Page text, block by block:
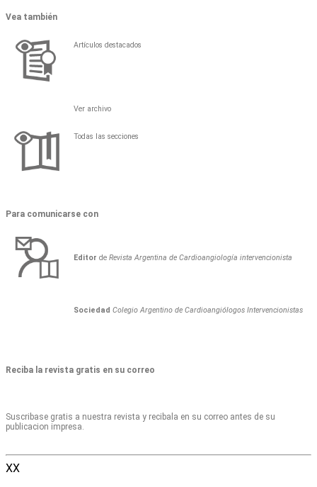
Vea también
Artículos destacados
Ver archivo
Todas las secciones
Para comunicarse con
Editor de Revista Argentina de Cardioangiología intervencionista
Sociedad Colegio Argentino de Cardioangiólogos Intervencionistas
Reciba la revista gratis en su correo
Suscribase gratis a nuestra revista y recibala en su correo antes de su
publicacion impresa.
XX